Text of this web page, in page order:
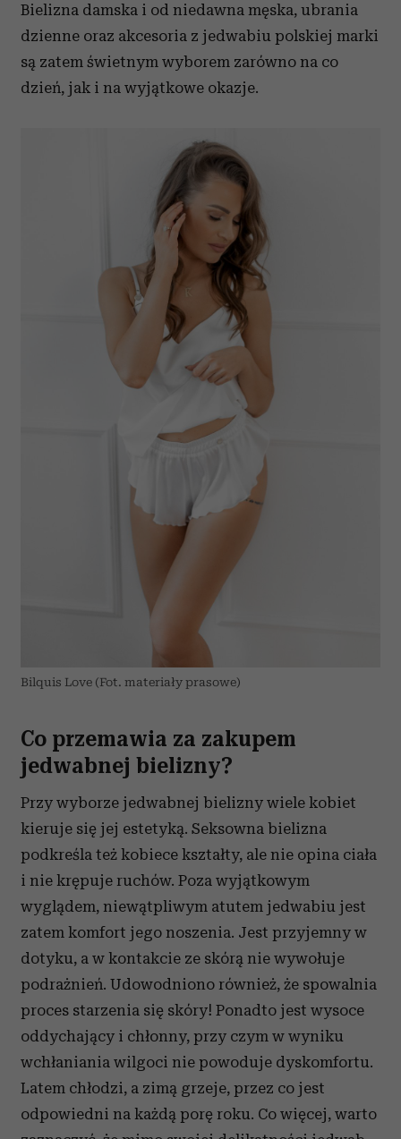
Bielizna damska i od niedawna męska, ubrania
dzienne oraz akcesoria z jedwabiu polskiej marki
są zatem świetnym wyborem zarówno na co
dzień, jak i na wyjątkowe okazje.
Bilquis Love (Fot. materiały prasowe)
Co przemawia za zakupem
jedwabnej bielizny?
Przy wyborze jedwabnej bielizny wiele kobiet
kieruje się jej estetyką. Seksowna bielizna
podkreśla też kobiece kształty, ale nie opina ciała
i nie krępuje ruchów. Poza wyjątkowym
wyglądem, niewątpliwym atutem jedwabiu jest
zatem komfort jego noszenia. Jest przyjemny w
dotyku, a w kontakcie ze skórą nie wywołuje
podrażnień. Udowodniono również, że spowalnia
proces starzenia się skóry! Ponadto jest wysoce
oddychający i chłonny, przy czym w wyniku
wchłaniania wilgoci nie powoduje dyskomfortu.
Latem chłodzi, a zimą grzeje, przez co jest
odpowiedni na każdą porę roku. Co więcej, warto